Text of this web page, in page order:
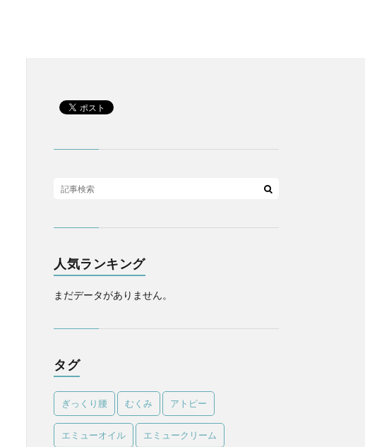
人気ランキング
まだデータがありません。
タグ
ぎっくり腰 むくみ アトピー
エミューオイル エミュークリーム